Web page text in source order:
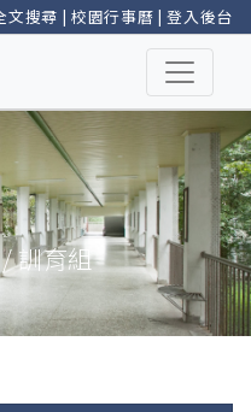
文搜尋 | 校園行事曆 |登入後台
訓育組